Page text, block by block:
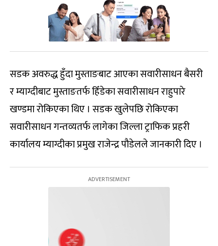
सडक अवरुद्ध हुँदा मुस्ताङबाट आएका सवारीसाधन बैसरी
र म्याग्दीबाट मुस्ताङतर्फ हिँडेका सवारीसाधन राहुपारे
खण्डमा रोकिएका थिए । सडक खुलेपछि रोकिएका
सवारीसाधन गन्तव्यतर्फ लागेका जिल्ला ट्राफिक प्रहरी
कार्यालय म्याग्दीका प्रमुख राजेन्द्र पौडेलले जानकारी दिए ।